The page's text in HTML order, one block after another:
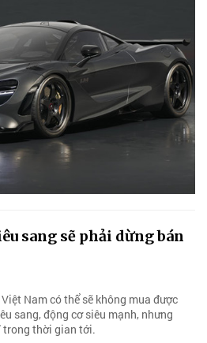
sang sẽ phải dừng bán
Nam có thể sẽ không mua được
sang, động cơ siêu mạnh, nhưng
trong thời gian tới.